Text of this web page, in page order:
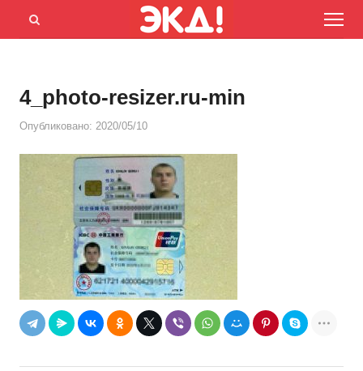
Menu
Открыть
4_photo-resizer.ru-min
Опубликовано: 2020/05/10